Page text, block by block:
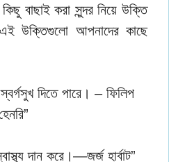
বাছাই করা সুন্দর নিয়ে উক্তি
উক্তিগুলো আপনাদের কাছে
দিতে পারে। – ফিলিপ
দান করে।—জর্জ হার্বাট”